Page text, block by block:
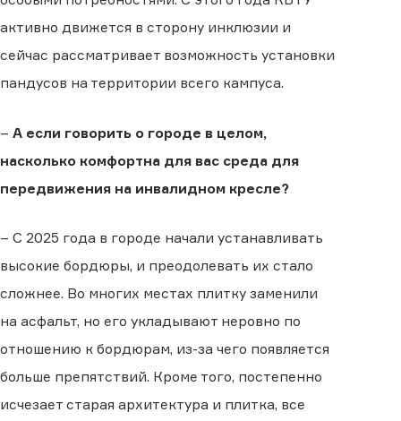
активно движется в сторону инклюзии и
сейчас рассматривает возможность установки
пандусов на территории всего кампуса.
– А если говорить о городе в целом,
насколько комфортна для вас среда для
передвижения на инвалидном кресле?
– С 2025 года в городе начали устанавливать
высокие бордюры, и преодолевать их стало
сложнее. Во многих местах плитку заменили
на асфальт, но его укладывают неровно по
отношению к бордюрам, из-за чего появляется
больше препятствий. Кроме того, постепенно
исчезает старая архитектура и плитка, все